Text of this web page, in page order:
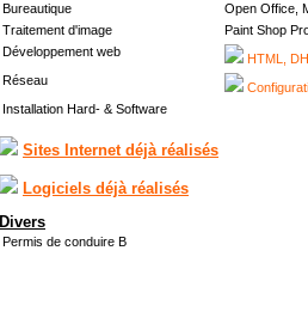
Bureautique
Open Office,
Traitement d'image
Paint Shop
Développement web
HTML,
Réseau
Installation Hard- & Software
Sites Internet déjà réalisés
Logiciels déjà réalisés
Divers
Permis de conduire B